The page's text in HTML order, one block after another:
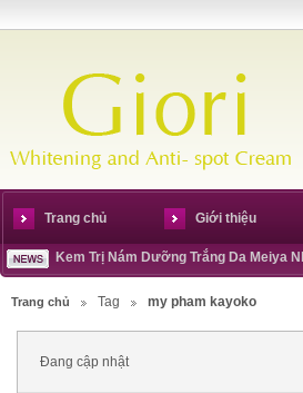
Trang chủ Giới thiệu
Kem Trị Nám Dưỡng Trắng Da Meiya
Trang chủ Tag my pham kayoko
Đang cập nhật